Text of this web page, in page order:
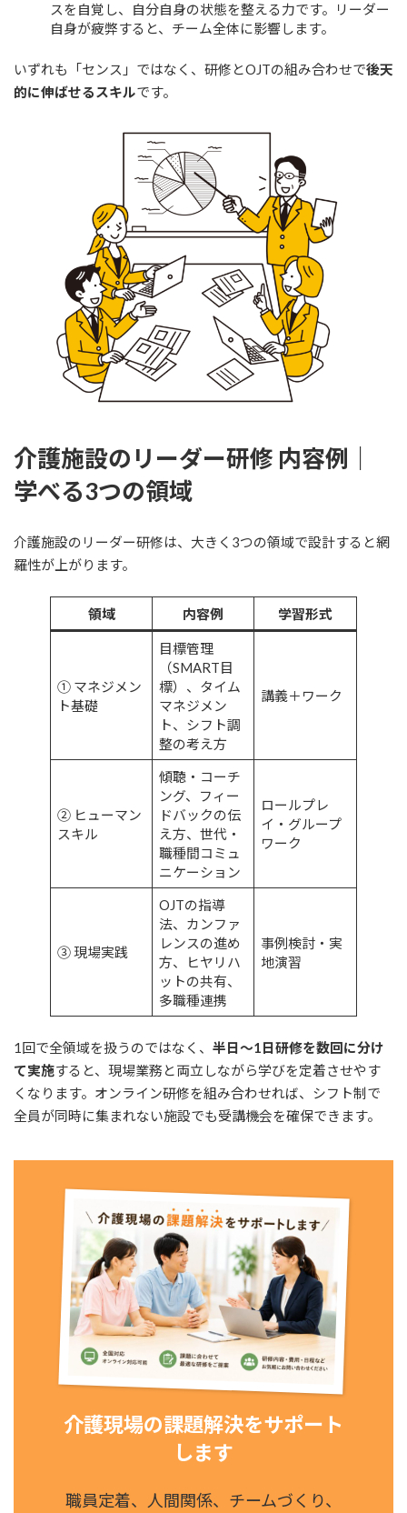
スを自覚し、自分自身の状態を整える力です。リーダー
自身が疲弊すると、チーム全体に影響します。
いずれも「センス」ではなく、研修とOJTの組み合わせで後天
的に伸ばせるスキルです。
介護施設のリーダー研修 内容例｜
学べる3つの領域
介護施設のリーダー研修は、大きく3つの領域で設計すると網
羅性が上がります。
領域 内容例 学習形式
① マネジメン
ト基礎
目標管理
（SMART目
標）、タイム
マネジメン
ト、シフト調
整の考え方
講義＋ワーク
② ヒューマン
スキル
傾聴・コーチ
ング、フィー
ドバックの伝
え方、世代・
職種間コミュ
ニケーション
ロールプレ
イ・グループ
ワーク
③ 現場実践
OJTの指導
法、カンファ
レンスの進め
方、ヒヤリハ
ットの共有、
多職種連携
事例検討・実
地演習
1回で全領域を扱うのではなく、 半日〜1日研修を数回に分け
て実施すると、現場業務と両立しながら学びを定着させやす
くなります。オンライン研修を組み合わせれば、シフト制で
全員が同時に集まれない施設でも受講機会を確保できます。
介護現場の課題解決をサポート
します
職員定着、人間関係、チームづくり、